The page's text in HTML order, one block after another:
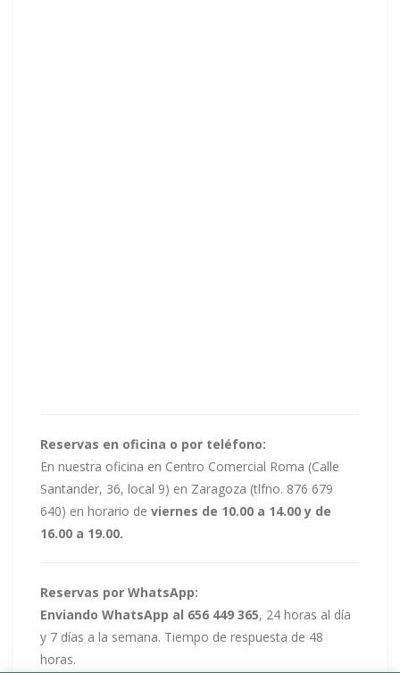
Reservas en oficina o por teléfono:
En nuestra oficina en Centro Comercial Roma (Calle
Santander, 36, local 9) en Zaragoza (tlfno. 876 679
640) en horario de viernes de 10.00 a 14.00 y de
16.00 a 19.00.
Reservas por WhatsApp:
Enviando WhatsApp al 656 449 365, 24 horas al día
y 7 días a la semana. Tiempo de respuesta de 48
horas.